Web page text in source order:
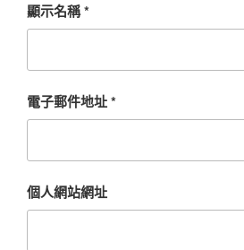
顯示名稱*
電子郵件地址*
個人網站網址